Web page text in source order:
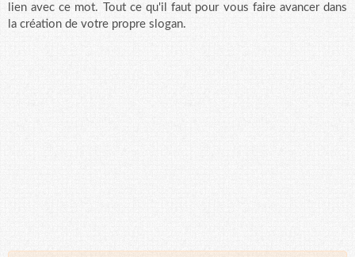
lien avec ce mot. Tout ce qu'il faut pour vous faire avancer dans
la création de votre propre slogan.